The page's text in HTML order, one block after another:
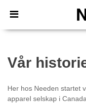
× Needen-app
Bedre priser i
Vår
Her hos Needen startet
apparel selskap i